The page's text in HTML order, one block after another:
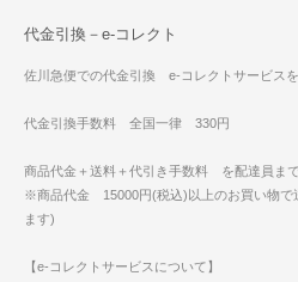
代金引換－e-コレクト
佐川急便での代金引換 e-コレクトサービスを
代金引換手数料 全国一律 330円
商品代金＋送料＋代引き手数料 を配達員まで
※商品代金 15000円(税込)以上のお買い物で
ます)
【e-コレクトサービスについて】